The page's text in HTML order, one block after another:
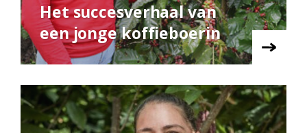
Het succesverhaal van
een jonge koffieboerin